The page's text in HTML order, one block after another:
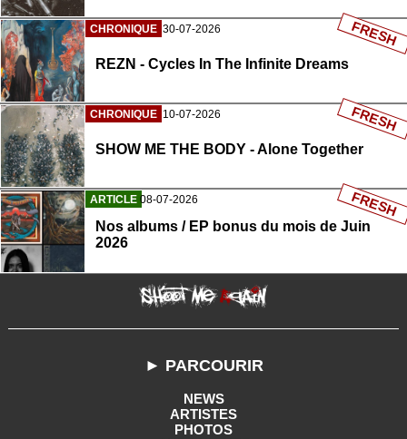
CHRONIQUE 30-07-2026
REZN - Cycles In The Infinite Dreams
FRESH
CHRONIQUE 10-07-2026
SHOW ME THE BODY - Alone Together
FRESH
ARTICLE 08-07-2026
Nos albums / EP bonus du mois de Juin
2026
FRESH
► PARCOURIR
NEWS
ARTISTES
PHOTOS